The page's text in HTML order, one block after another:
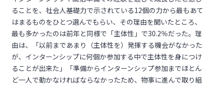
ることを、社会人基礎力で示されている12個の力から最もあて
はまるものをひとつ選んでもらい、その理由を聞いたところ、
最も多かったのは前年と同様で「主体性」で30.2％だった。理
由は、「以前まであまり（主体性を）発揮する機会がなかった
が、インターンシップに何個か参加する中で主体性を身につけ
ることが出来た」「準備からインターンシップ参加までほとん
ど一人で動かなければならなかったため、物事に進んで取り組